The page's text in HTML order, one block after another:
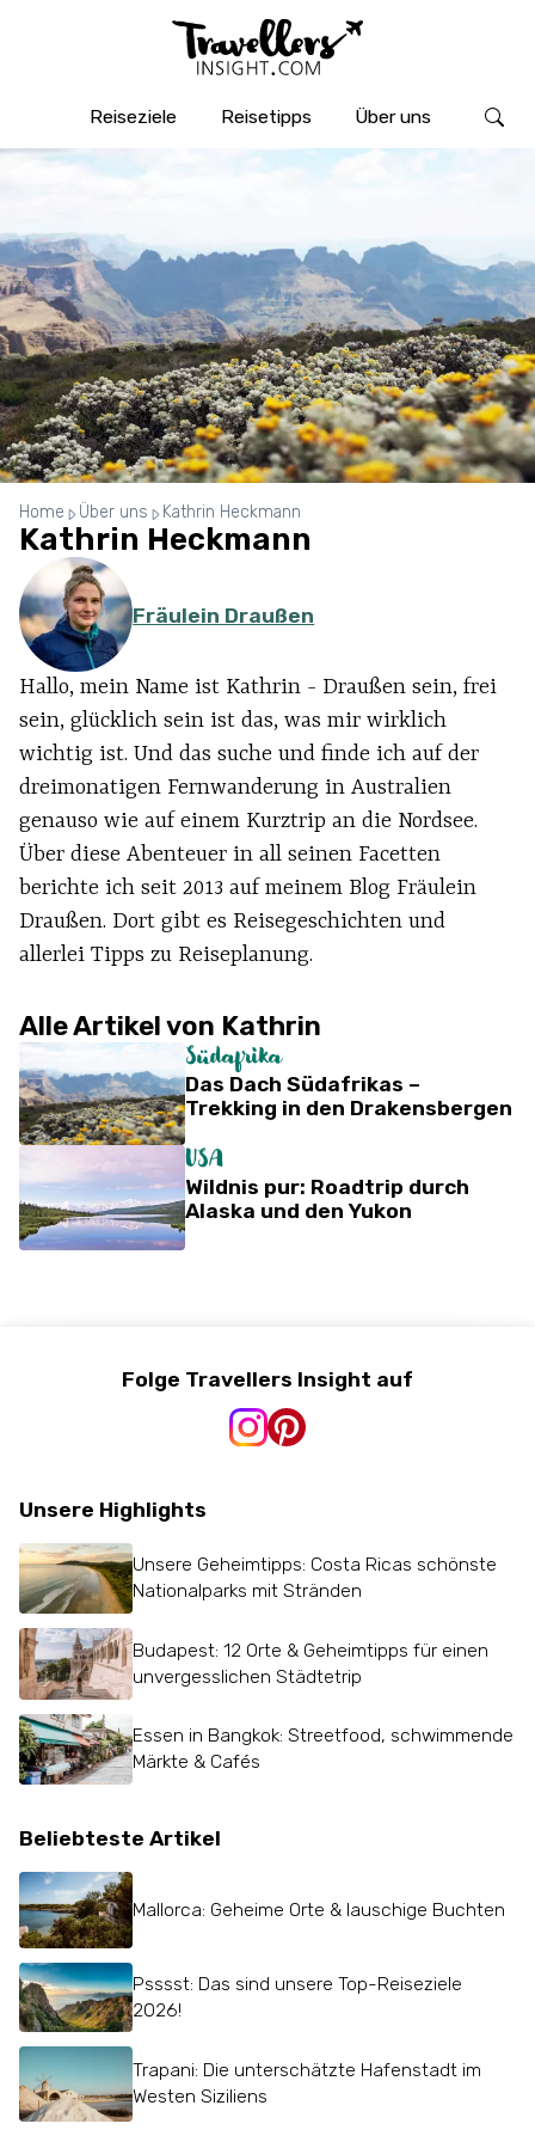
Reiseziele Reisetipps Über uns
Home Über uns Kathrin Heckmann
Kathrin Heckmann
Fräulein Draußen
Hallo, mein Name ist Kathrin - Draußen sein, frei
sein, glücklich sein ist das, was mir wirklich
wichtig ist. Und das suche und finde ich auf der
dreimonatigen Fernwanderung in Australien
genauso wie auf einem Kurztrip an die Nordsee.
Über diese Abenteuer in all seinen Facetten
berichte ich seit 2013 auf meinem Blog Fräulein
Draußen. Dort gibt es Reisegeschichten und
allerlei Tipps zu Reiseplanung.
Alle Artikel von Kathrin
Südafrika
Das Dach Südafrikas –
Trekking in den Drakensbergen
USA
Wildnis pur: Roadtrip durch
Alaska und den Yukon
Folge Travellers Insight auf
Unsere Highlights
Unsere Geheimtipps: Costa Ricas schönste
Nationalparks mit Stränden
Budapest: 12 Orte & Geheimtipps für einen
unvergesslichen Städtetrip
Essen in Bangkok: Streetfood, schwimmende
Märkte & Cafés
Beliebteste Artikel
Mallorca: Geheime Orte & lauschige Buchten
Psssst: Das sind unsere Top-Reiseziele
2026!
Trapani: Die unterschätzte Hafenstadt im
Westen Siziliens